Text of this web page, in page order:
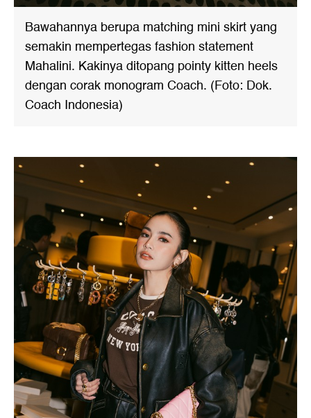
Bawahannya berupa matching mini skirt yang
semakin mempertegas fashion statement
Mahalini. Kakinya ditopang pointy kitten heels
dengan corak monogram Coach. (Foto: Dok.
Coach Indonesia)